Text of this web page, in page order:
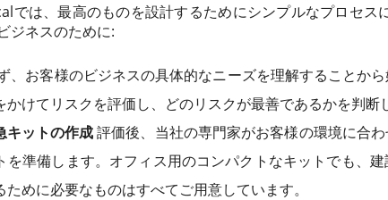
では、最高のものを設計するためにシンプルなプロセス
ジネスのために:
、お客様のビジネスの具体的なニーズを理解することか
かけてリスクを評価し、どのリスクが最善であるかを判断
キットの作成評価後、当社の専門家がお客様の環境に合
を準備します。オフィス用のコンパクトなキットでも、
めに必要なものはすべてご用意しています。